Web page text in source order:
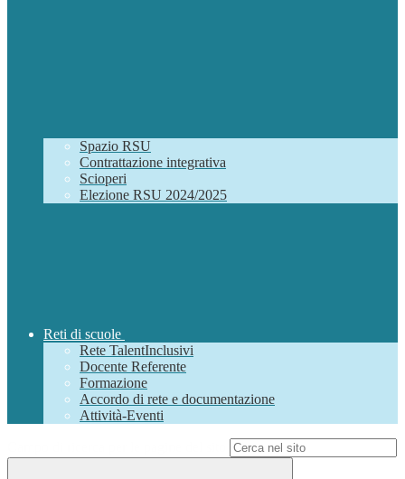
Spazio RSU
Contrattazione integrativa
Scioperi
Elezione RSU 2024/2025
Reti di scuole
Rete TalentInclusivi
Docente Referente
Formazione
Accordo di rete e documentazione
Attività-Eventi